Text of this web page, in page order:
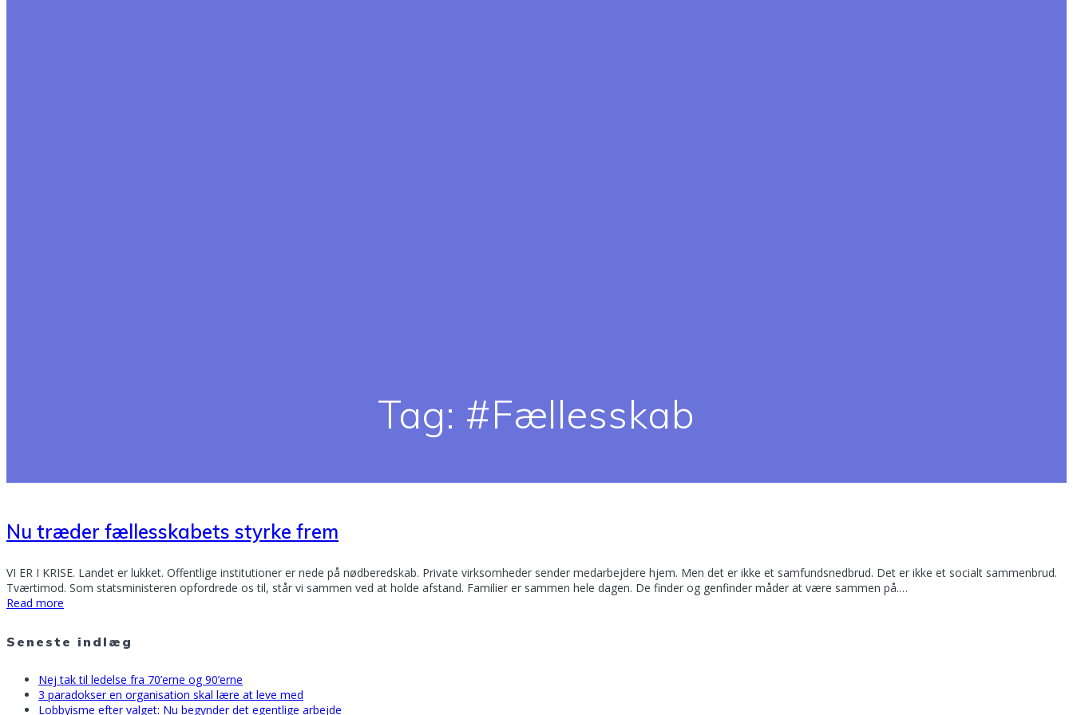
Tag: #Fællesskab
Nu træder fællesskabets styrke frem
VI ER I KRISE. Landet er lukket. Offentlige institutioner er nede på nødberedskab. Private virksomheder sender medarbejdere hjem. Men det er ikke et samfundsnedbrud. Det er ikke et socialt sammenbrud.
Tværtimod. Som statsministeren opfordrede os til, står vi sammen ved at holde afstand. Familier er sammen hele dagen. De finder og genfinder måder at være sammen på.…
Read more
Seneste indlæg
Nej tak til ledelse fra 70’erne og 90’erne
3 paradokser en organisation skal lære at leve med
Lobbyisme efter valget: Nu begynder det egentlige arbejde